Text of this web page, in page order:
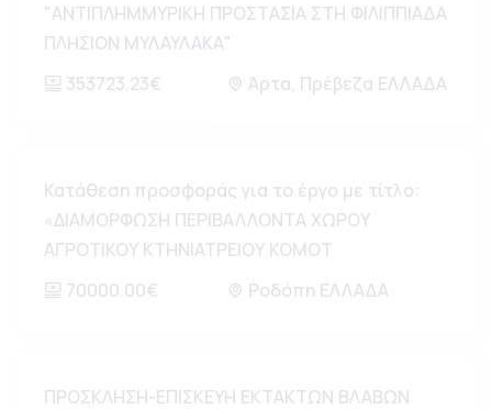
"ΑΝΤΙΠΛΗΜΜΥΡΙΚΗ ΠΡΟΣΤΑΣΙΑ ΣΤΗ ΦΙΛΙΠΠΙΑΔΑ
ΠΛΗΣΙΟΝ ΜΥΛΑΥΛΑΚΑ"
353723.23€
Άρτα, Πρέβεζα ΕΛΛΑΔΑ
Κατάθεση προσφοράς για το έργο με τίτλο:
«ΔΙΑΜΟΡΦΩΣΗ ΠΕΡΙΒΑΛΛΟΝΤΑ ΧΩΡΟΥ
ΑΓΡΟΤΙΚΟΥ ΚΤΗΝΙΑΤΡΕΙΟΥ ΚΟΜΟΤ
70000.00€
Ροδόπη ΕΛΛΑΔΑ
ΠΡΟΣΚΛΗΣΗ-ΕΠΙΣΚΕΥΗ ΕΚΤΑΚΤΩΝ ΒΛΑΒΩΝ